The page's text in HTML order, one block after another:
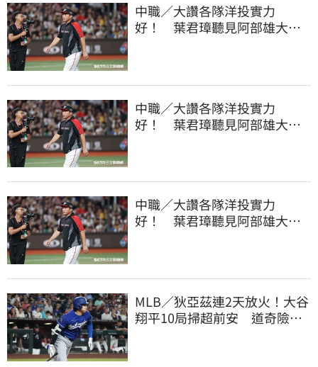
中職／大讚各隊洋投實力
好！ 葉君璋聽見阿部雄大被
中職／大讚各隊洋投實力
好！ 葉君璋聽見阿部雄大被
中職／大讚各隊洋投實力
好！ 葉君璋聽見阿部雄大被
MLB／狄亞茲連2天放火！大谷
翔平10局掃超前安 道奇險逃9